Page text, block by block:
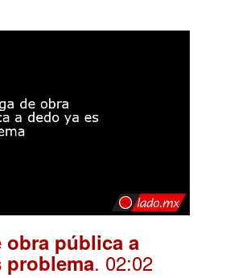
obra pública a
problema. 02:02